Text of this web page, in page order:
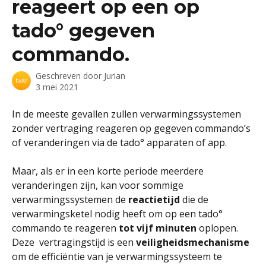
reageert op een op
tado° gegeven
commando.
Geschreven door Jurian
3 mei 2021
In de meeste gevallen zullen verwarmingssystemen
zonder vertraging reageren op gegeven commando’s
of veranderingen via de tado° apparaten of app.
Maar, als er in een korte periode meerdere
veranderingen zijn, kan voor sommige
verwarmingssystemen de reactietijd die de
verwarmingsketel nodig heeft om op een tado°
commando te reageren tot vijf minuten oplopen.
Deze  vertragingstijd is een veiligheidsmechanisme
om de efficiëntie van je verwarmingssysteem te